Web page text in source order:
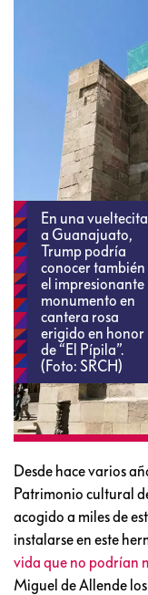
En una vueltecita
a Guanajuato,
Trump podría
conocer también
el impresionante
monumento en
cantera rosa
erigido en honor
de “El Pípila”.
(Foto: SRCH)
Desde hace varios
Patrimonio cultural
acogido a miles de
instalarse en este
vida que no podrían
Miguel de Allende